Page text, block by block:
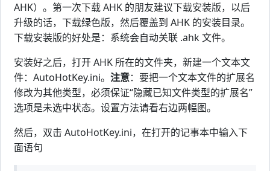
AHK）。第一次下载 AHK 的朋友建议下载安装版，以后
升级的话，下载绿色版，然后覆盖到 AHK 的安装目录。
下载安装版的好处是：系统会自动关联 .ahk 文件。
安装好之后，打开 AHK 所在的文件夹，新建一个文本文
件：AutoHotKey.ini。 注意：要把一个文本文件的扩展名
修改为其他类型，必须保证“隐藏已知文件类型的扩展名”
选项是未选中状态。设置方法请看右边两幅图。
然后，双击 AutoHotKey.ini，在打开的记事本中输入下
面语句